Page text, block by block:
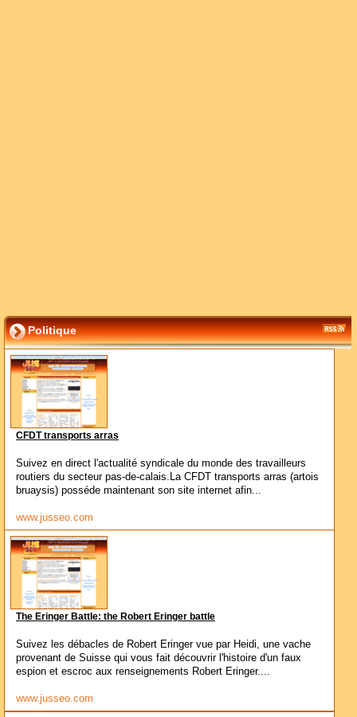
Politique
CFDT transports arras
Suivez en direct l'actualité syndicale du monde des travailleurs
routiers du secteur pas-de-calais.La CFDT transports arras (artois
bruaysis) posséde maintenant son site internet afin...
www.jusseo.com
The Eringer Battle: the Robert Eringer battle
Suivez les débacles de Robert Eringer vue par Heidi, une vache
provenant de Suisse qui vous fait découvrir l'histoire d'un faux
espion et escroc aux renseignements Robert Eringer....
www.jusseo.com